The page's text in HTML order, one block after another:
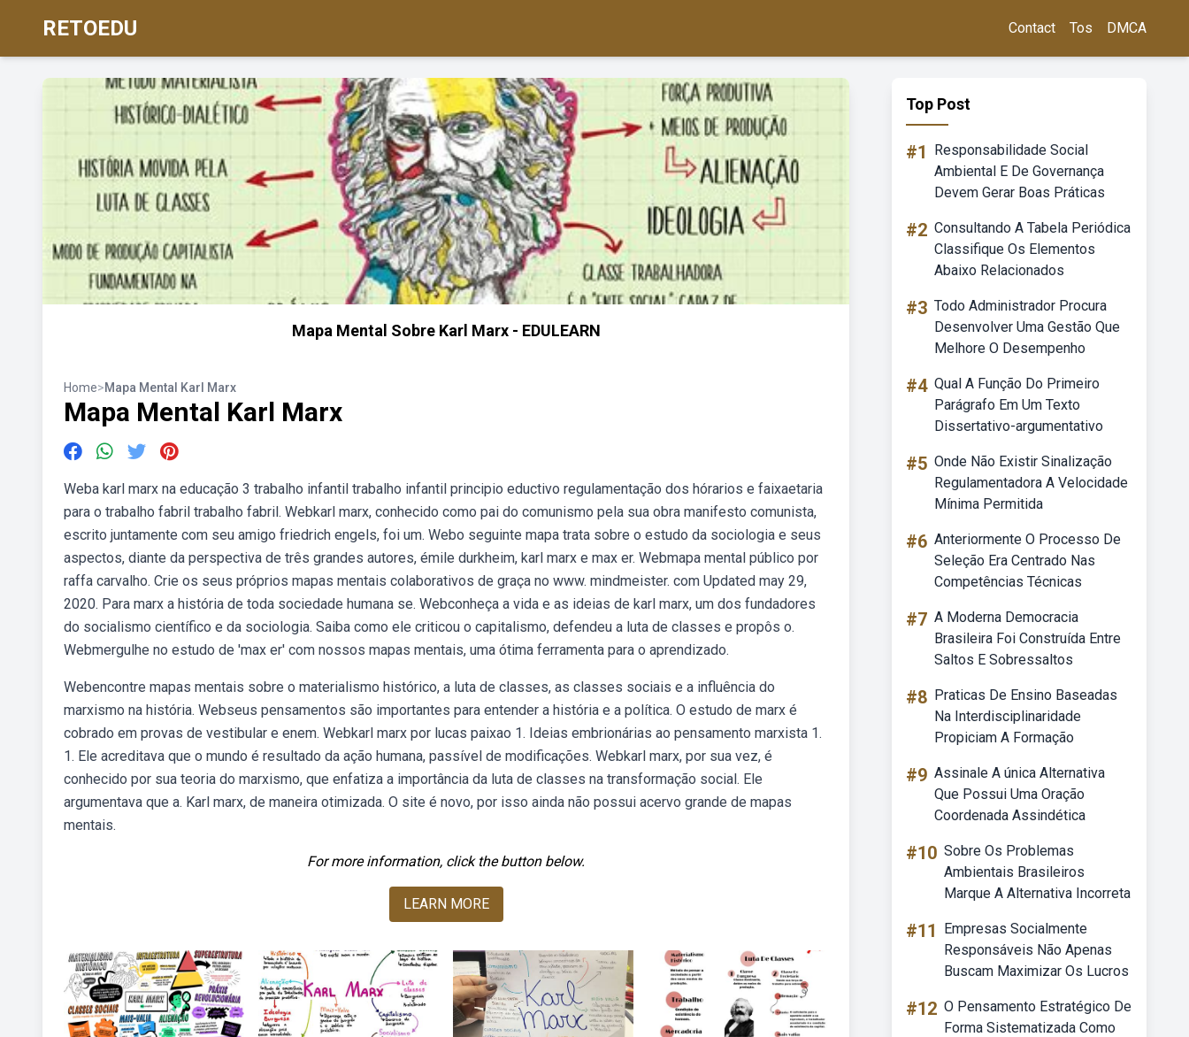
RETOEDU Contact Tos DMCA
Mapa Mental Sobre Karl Marx - EDULEARN
Home>Mapa Mental Karl Marx
Mapa Mental Karl Marx
Weba karl marx na educação 3 trabalho infantil trabalho infantil principio eductivo regulamentação dos hórarios e faixaetaria
para o trabalho fabril trabalho fabril. Webkarl marx, conhecido como pai do comunismo pela sua obra manifesto comunista,
escrito juntamente com seu amigo friedrich engels, foi um. Webo seguinte mapa trata sobre o estudo da sociologia e seus
aspectos, diante da perspectiva de três grandes autores, émile durkheim, karl marx e max er. Webmapa mental público por
raffa carvalho. Crie os seus próprios mapas mentais colaborativos de graça no www. mindmeister. com Updated may 29,
2020. Para marx a história de toda sociedade humana se. Webconheça a vida e as ideias de karl marx, um dos fundadores
do socialismo científico e da sociologia. Saiba como ele criticou o capitalismo, defendeu a luta de classes e propôs o.
Webmergulhe no estudo de 'max er' com nossos mapas mentais, uma ótima ferramenta para o aprendizado.
Webencontre mapas mentais sobre o materialismo histórico, a luta de classes, as classes sociais e a influência do
marxismo na história. Webseus pensamentos são importantes para entender a história e a política. O estudo de marx é
cobrado em provas de vestibular e enem. Webkarl marx por lucas paixao 1. Ideias embrionárias ao pensamento marxista 1.
1. Ele acreditava que o mundo é resultado da ação humana, passível de modificações. Webkarl marx, por sua vez, é
conhecido por sua teoria do marxismo, que enfatiza a importância da luta de classes na transformação social. Ele
argumentava que a. Karl marx, de maneira otimizada. O site é novo, por isso ainda não possui acervo grande de mapas
mentais.
For more information, click the button below.
LEARN MORE
Top Post
#1
Responsabilidade Social
Ambiental E De Governança
Devem Gerar Boas Práticas
#2 Consultando A Tabela Periódica
Classifique Os Elementos
Abaixo Relacionados
#3 Todo Administrador Procura
Desenvolver Uma Gestão Que
Melhore O Desempenho
#4 Qual A Função Do Primeiro
Parágrafo Em Um Texto
Dissertativo-argumentativo
#5 Onde Não Existir Sinalização
Regulamentadora A Velocidade
Mínima Permitida
#6 Anteriormente O Processo De
Seleção Era Centrado Nas
Competências Técnicas
#7 A Moderna Democracia
Brasileira Foi Construída Entre
Saltos E Sobressaltos
#8 Praticas De Ensino Baseadas
Na Interdisciplinaridade
Propiciam A Formação
#9 Assinale A única Alternativa
Que Possui Uma Oração
Coordenada Assindética
#10 Sobre Os Problemas
Ambientais Brasileiros
Marque A Alternativa Incorreta
#11
Empresas Socialmente
Responsáveis Não Apenas
Buscam Maximizar Os Lucros
#12 O Pensamento Estratégico De
Forma Sistematizada Como